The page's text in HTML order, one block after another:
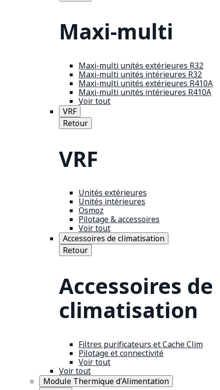
Maxi-multi
Maxi-multi unités extérieures R32
Maxi-multi unités intérieures R32
Maxi-multi unités extérieures R410A
Maxi-multi unités intérieures R410A
Voir tout
VRF
Retour
VRF
Unités extérieures
Unités intérieures
Osmoz
Pilotage & accessoires
Voir tout
Accessoires de climatisation
Retour
Accessoires de
climatisation
Filtres purificateurs et Cache Clim
Pilotage et connectivité
Voir tout
Voir tout
Module Thermique d'Alimentation